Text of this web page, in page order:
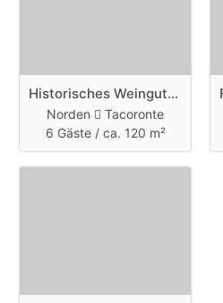
Historisches Weingut mit Flair
Norden
Tacoronte
6 Gäste / ca. 120 m²